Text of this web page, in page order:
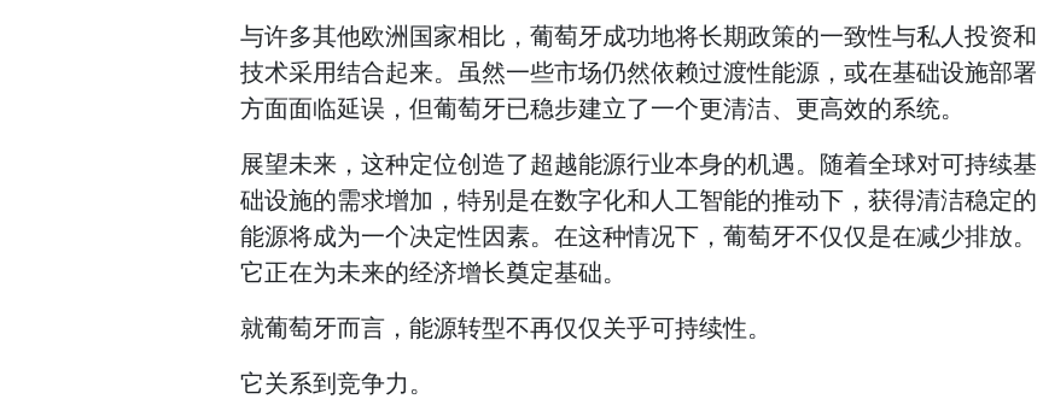
与许多其他欧洲国家相比，葡萄牙成功地将长期政策的一致性与私人投资和
技术采用结合起来。虽然一些市场仍然依赖过渡性能源，或在基础设施部署
方面面临延误，但葡萄牙已稳步建立了一个更清洁、更高效的系统。
展望未来，这种定位创造了超越能源行业本身的机遇。随着全球对可持续基
础设施的需求增加，特别是在数字化和人工智能的推动下，获得清洁稳定的
能源将成为一个决定性因素。在这种情况下，葡萄牙不仅仅是在减少排放。
它正在为未来的经济增长奠定基础。
就葡萄牙而言，能源转型不再仅仅关乎可持续性。
它关系到竞争力。